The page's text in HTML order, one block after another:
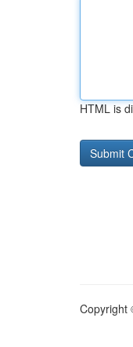
HTML is
Copyright